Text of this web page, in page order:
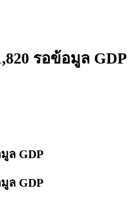
รอข้อมูล GDP
ล GDP
ล GDP